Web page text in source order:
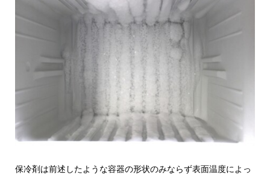
保冷剤は前述したような容器の形状のみならず表面温度によっ